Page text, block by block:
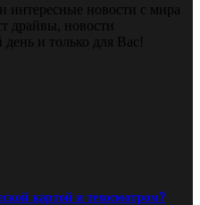
интересные новости с мира
драйвы, новости
и только для Вас!
картой и техосмотром?